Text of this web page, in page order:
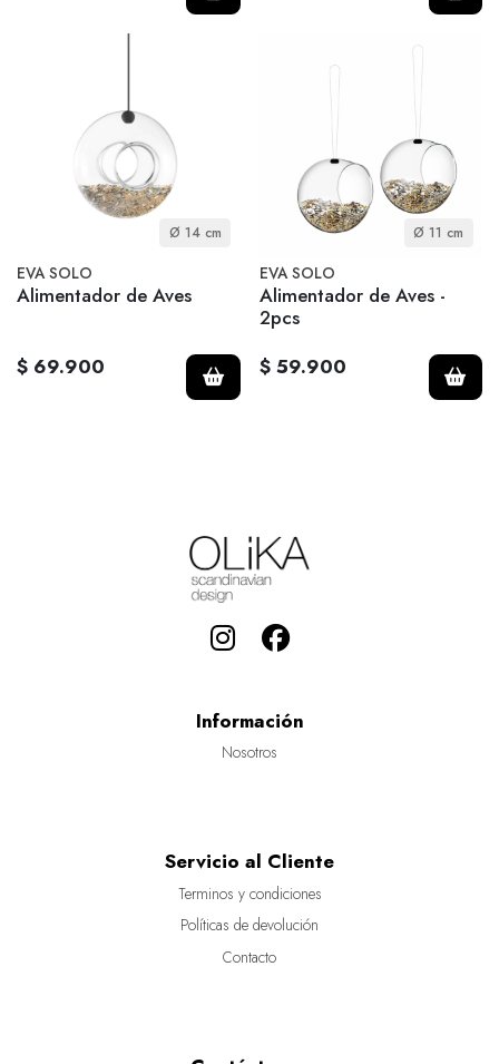
Ø 14 cm
EVA SOLO
Alimentador de Aves
$ 69.900
Ø 11 cm
EVA SOLO
Alimentador de Aves -
2pcs
$ 59.900
Información
Nosotros
Servicio al Cliente
Terminos y condiciones
Políticas de devolución
Contacto